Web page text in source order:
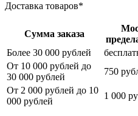
Доставка товаров*
Сумма заказа
Более 30 000 рублей
От 10 000 рублей до
30 000 рублей
750
От 2 000 рублей до 10
000 рублей
1 000